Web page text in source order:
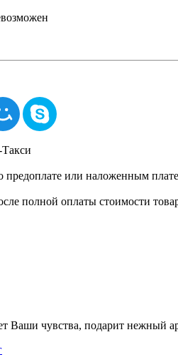
или наложенным
полной оплаты стоимости
Ваши чувства, подарит нежный